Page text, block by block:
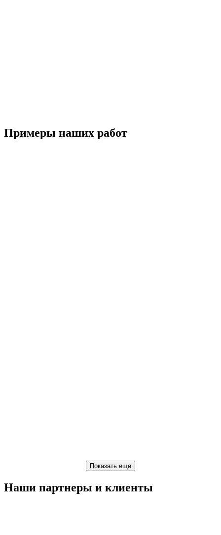
Примеры наших работ
Наши партнеры и клиенты